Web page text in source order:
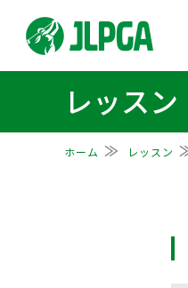
レッスン
ホーム レッスン